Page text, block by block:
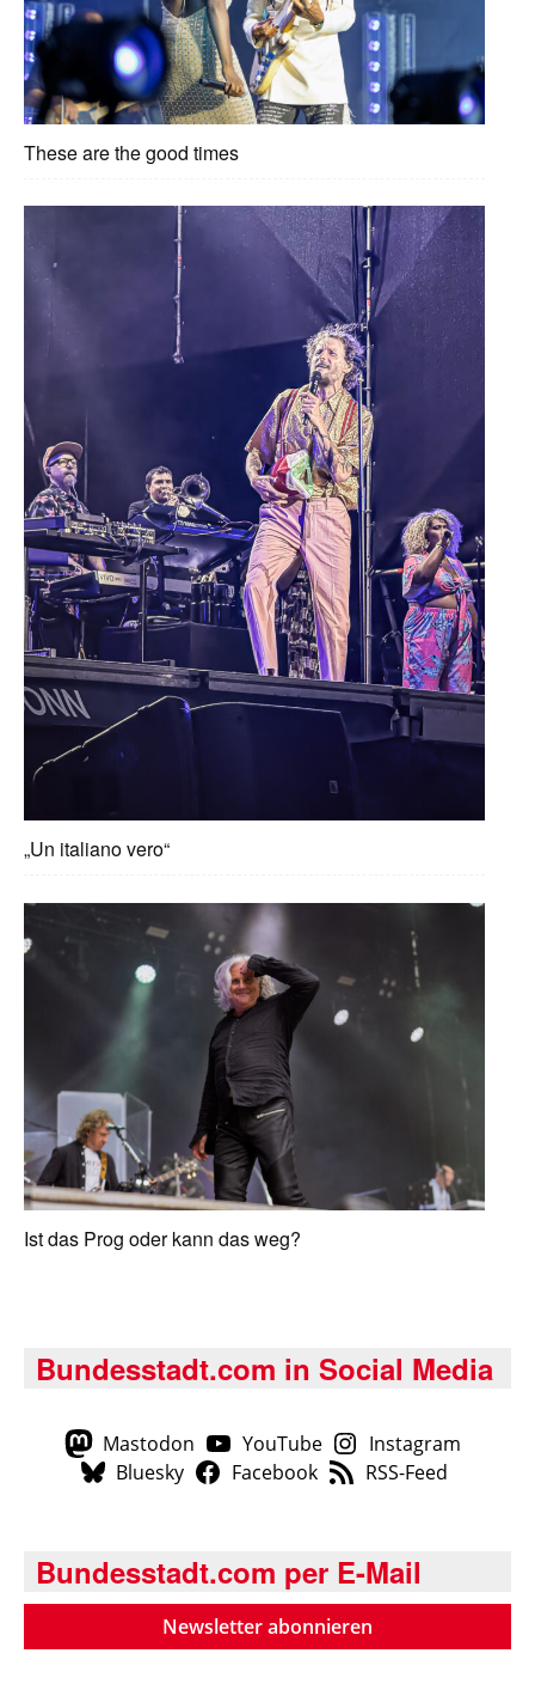
These are the good times
„Un italiano vero“
Ist das Prog oder kann das weg?
Bundesstadt.com in Social Media
Mastodon YouTube
Instagram
Bluesky
Facebook RSS-Feed
Bundesstadt.com per E-Mail
Newsletter abonnieren